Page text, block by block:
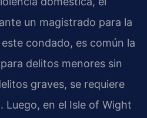
un magistrado para la
condado, es común la
delitos menores sin
graves, se requiere
Luego, en el Isle of Wight